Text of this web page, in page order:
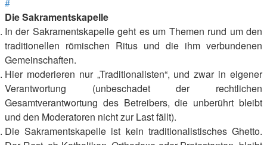
Die Sakramentskapelle
In der Sakramentskapelle geht es um Themen rund um den
traditionellen römischen Ritus und die ihm verbundenen
Gemeinschaften.
Hier moderieren nur „Traditionalisten“, und zwar in eigener
Verantwortung (unbeschadet der rechtlichen
Gesamtverantwortung des Betreibers, die unberührt bleibt
und den Moderatoren nicht zur Last fällt).
Die Sakramentskapelle ist kein traditionalistisches Ghetto.